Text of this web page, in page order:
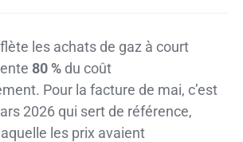
les achats de gaz à court
80 % du coût
Pour la facture de mai, c’est
2026 qui sert de référence,
les prix avaient